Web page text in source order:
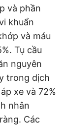
và phần
khuẩn
và máu
Tụ cầu
nguyên
trong dịch
xe và 72%
nhân
Các